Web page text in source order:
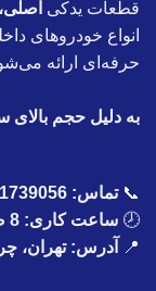
قطعات یدکی
انواع خودروهای
حرفه‌ای ارائه
به دلیل حجم بالای
📞تماس:
🕗 ساعت کاری: 8 صبح تا 9 شب
📍
آدرس: تهران،